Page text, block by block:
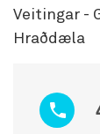
Veitingar -
Hraðdæla